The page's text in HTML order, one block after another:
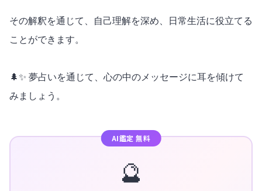
その解釈を通じて、自己理解を深め、日常生活に役立てる
ことができます。
🌲✨ 夢占いを通じて、心の中のメッセージに耳を傾けて
みましょう。
AI鑑定 無料
🔮